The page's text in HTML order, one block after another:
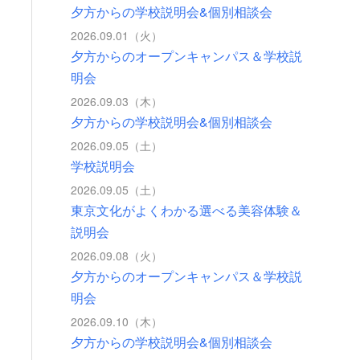
夕方からの学校説明会&個別相談会
2026.09.01（火）
夕方からのオープンキャンパス＆学校説
明会
2026.09.03（木）
夕方からの学校説明会&個別相談会
2026.09.05（土）
学校説明会
2026.09.05（土）
東京文化がよくわかる選べる美容体験＆
説明会
2026.09.08（火）
夕方からのオープンキャンパス＆学校説
明会
2026.09.10（木）
夕方からの学校説明会&個別相談会